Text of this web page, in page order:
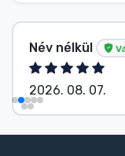
Név nélkül
2026. 08. 07.